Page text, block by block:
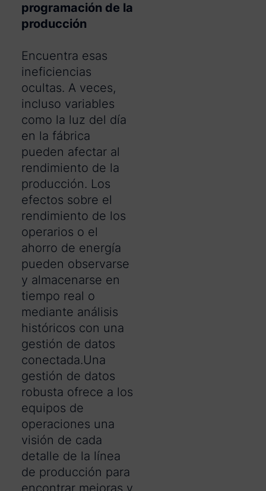
programación de la
producción
Encuentra esas
ineficiencias
ocultas. A veces,
incluso variables
como la luz del día
en la fábrica
pueden afectar al
rendimiento de la
producción. Los
efectos sobre el
rendimiento de los
operarios o el
ahorro de energía
pueden observarse
y almacenarse en
tiempo real o
mediante análisis
históricos con una
gestión de datos
conectada.Una
gestión de datos
robusta ofrece a los
equipos de
operaciones una
visión de cada
detalle de la línea
de producción para